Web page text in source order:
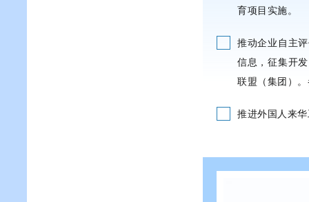
育项目实施。
推动企业自主
信息，征集开
联盟（集团）
推进外国人来